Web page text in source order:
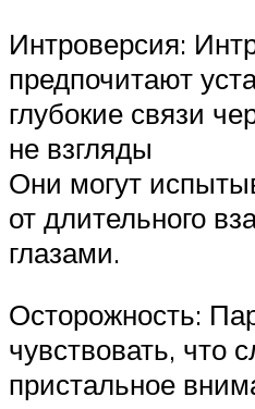
Интроверсия:
предпочитают
глубокие связи
не взгляды
Они могут
от длительного
глазами.
Осторожность:
чувствовать, что
пристальное